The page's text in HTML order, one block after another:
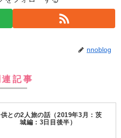
nnoblog
連記事
との2人旅の話（2019年3月：茨
城編：3日目後半）